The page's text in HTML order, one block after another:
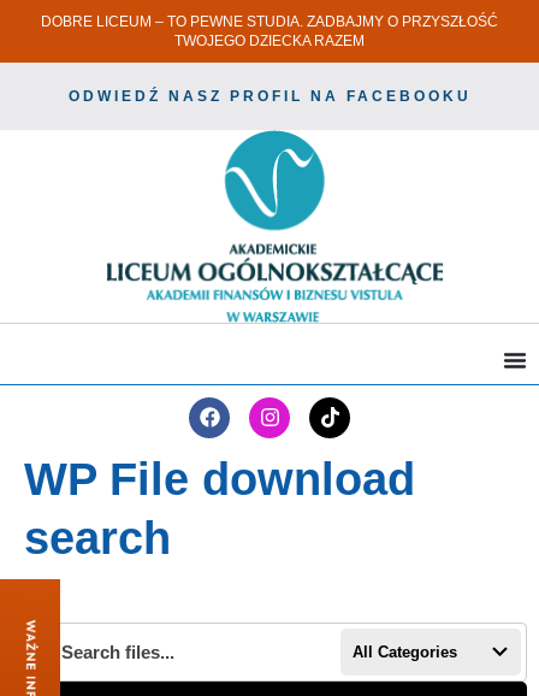
DOBRE LICEUM – TO PEWNE STUDIA. ZADBAJMY O PRZYSZŁOŚĆ
TWOJEGO DZIECKA RAZEM
ODWIEDŹ NASZ PROFIL NA FACEBOOKU
WP File download
search
All Categories